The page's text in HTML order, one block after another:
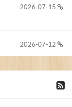
2026-07-15
2026-07-12
2026-07-11